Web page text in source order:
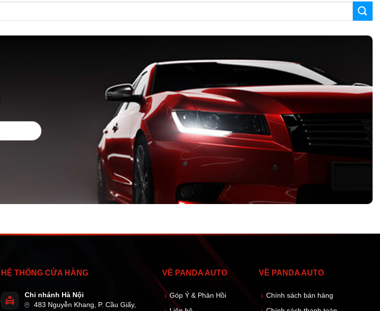
HỆ THỐNG CỬA HÀNG
Chi nhánh Hà Nội
483 Nguyễn Khang, P. Cầu Giấy,
VỀ PANDA AUTO
Góp Ý & Phản Hồi
VỀ PANDA AUTO
Chính sách bán hàng